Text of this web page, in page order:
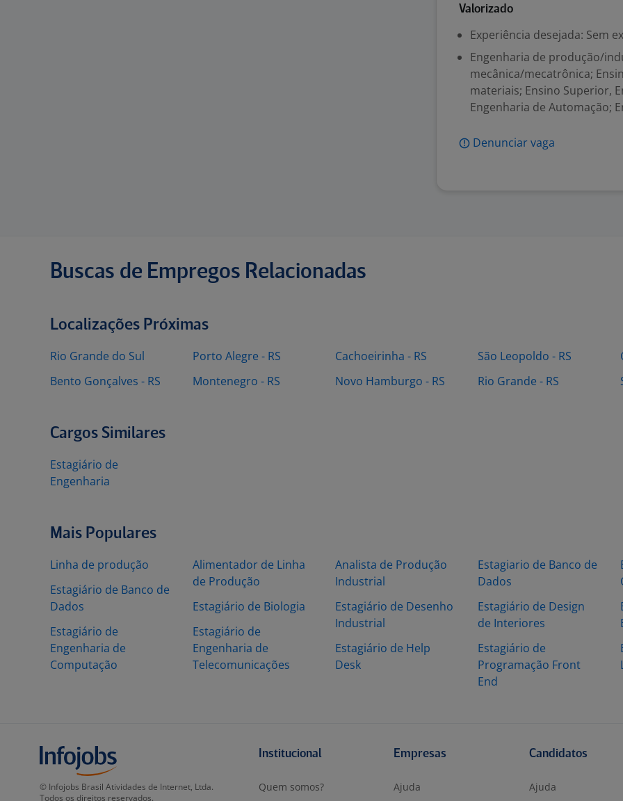
Valorizado
Experiência desejada: Sem
Engenharia de produção/
mecânica/mecatrônica;
materiais; Ensino Superior,
Engenharia de Automação;
Denunciar vaga
Buscas de Empregos Relacionadas
Localizações Próximas
Rio Grande do Sul
Bento Gonçalves - RS
Porto Alegre - RS
Montenegro - RS
Cachoeirinha - RS
Novo Hamburgo - RS
São Leopoldo - RS
Rio Grande - RS
Cargos Similares
Estagiário de
Engenharia
Mais Populares
Linha de produção
Estagiário de Banco de
Dados
Estagiário de
Engenharia de
Computação
Alimentador de Linha
de Produção
Estagiário de Biologia
Estagiário de
Engenharia de
Telecomunicações
Analista de Produção
Industrial
Estagiário de Desenho
Industrial
Estagiário de Help
Desk
Estagiario de Banco de
Dados
Estagiário de Design
de Interiores
Estagiário de
Programação Front
End
© Infojobs Brasil Atividades de Internet, Ltda.
Todos os direitos reservados.
Institucional
Quem somos?
Empresas
Ajuda
Candidatos
Ajuda